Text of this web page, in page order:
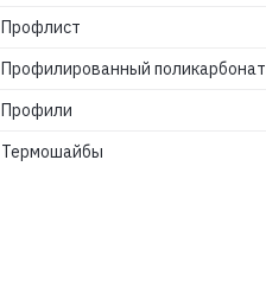
Профлист
Профилированный поликарбонат
Профили
Термошайбы